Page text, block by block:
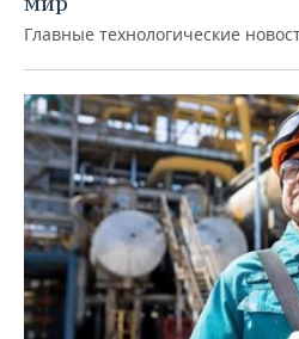
Главные технологические